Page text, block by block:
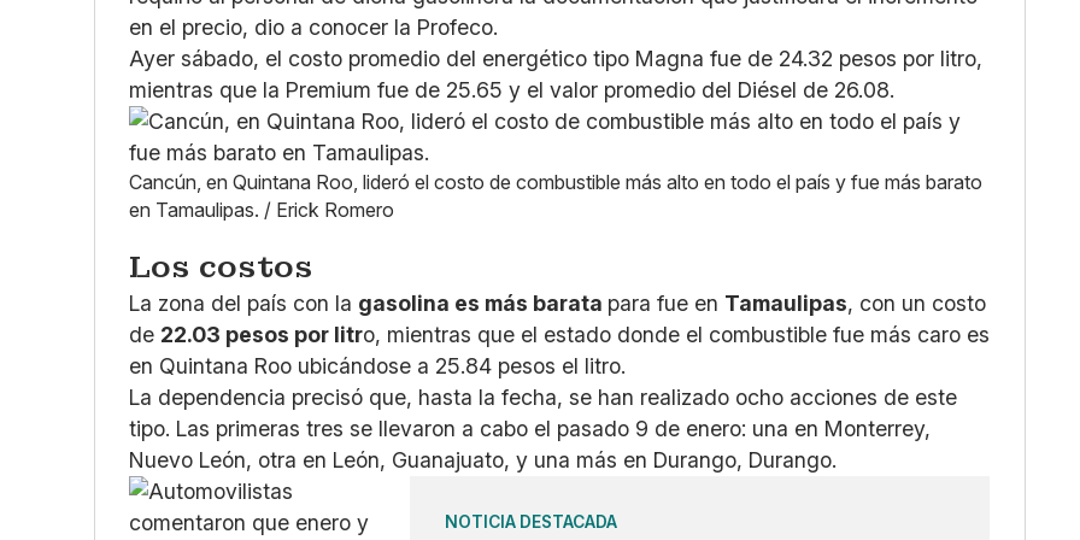
en el precio, dio a conocer la Profeco.
Ayer sábado, el costo promedio del energético tipo Magna fue de 24.32 pesos por litro,
mientras que la Premium fue de 25.65 y el valor promedio del Diésel de 26.08.
Cancún, en Quintana Roo, lideró el costo de combustible más alto en todo el país y fue más barato
en Tamaulipas. / Erick Romero
Los costos
La zona del país con la gasolina es más barata para fue en Tamaulipas, con un costo
de 22.03 pesos por litro, mientras que el estado donde el combustible fue más caro es
en Quintana Roo ubicándose a 25.84 pesos el litro.
La dependencia precisó que, hasta la fecha, se han realizado ocho acciones de este
tipo. Las primeras tres se llevaron a cabo el pasado 9 de enero: una en Monterrey,
Nuevo León, otra en León, Guanajuato, y una más en Durango, Durango.
NOTICIA DESTACADA